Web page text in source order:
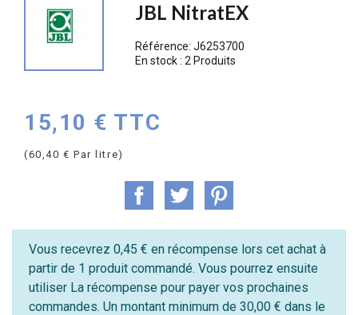
JBL NitratEX
Référence:J6253700
En stock :2 Produits
15,10 € TTC
(60,40 € Par litre)
Vous recevrez 0,45 € en récompense lors cet achat à
partir de 1 produit commandé. Vous pourrez ensuite
utiliser La récompense pour payer vos prochaines
commandes. Un montant minimum de 30,00 € dans le